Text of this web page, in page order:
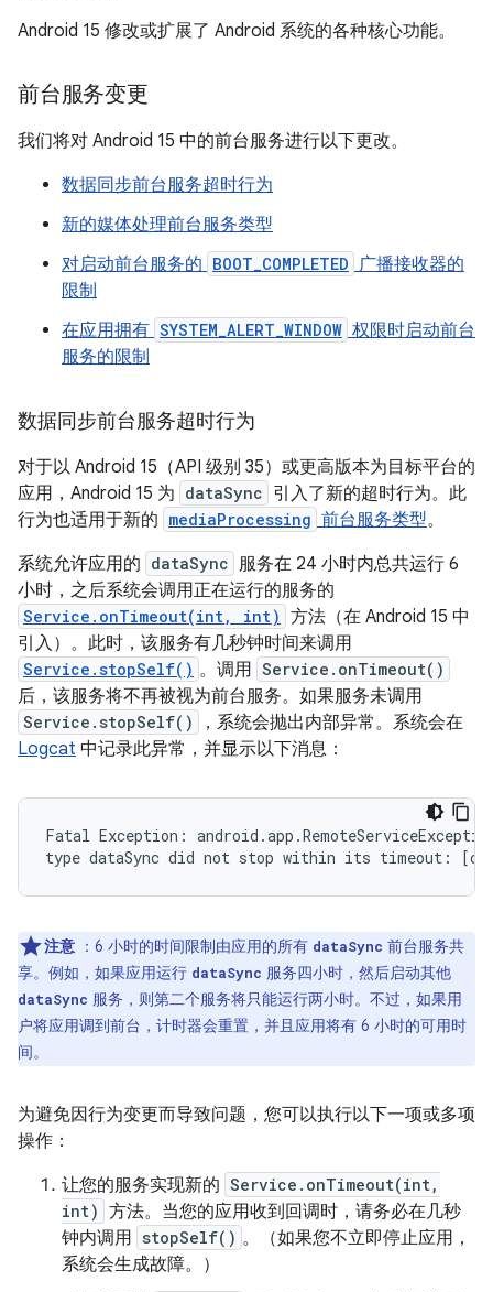
Android 15 修改或扩展了 Android 系统的各种核心功能。
前台服务变更
我们将对 Android 15 中的前台服务进行以下更改。
数据同步前台服务超时行为
新的媒体处理前台服务类型
对启动前台服务的 BOOT_COMPLETED 广播接收器的
限制
在应用拥有 SYSTEM_ALERT_WINDOW 权限时启动前台
服务的限制
数据同步前台服务超时行为
对于以 Android 15（API 级别 35）或更高版本为目标平台的
应用，Android 15 为 dataSync 引入了新的超时行为。此
行为也适用于新的 mediaProcessing 前台服务类型。
系统允许应用的 dataSync 服务在 24 小时内总共运行 6
小时，之后系统会调用正在运行的服务的
Service.onTimeout(int, int) 方法（在 Android 15 中
引入）。此时，该服务有几秒钟时间来调用
Service.stopSelf() 。调用 Service.onTimeout()
后，该服务将不再被视为前台服务。如果服务未调用
Service.stopSelf()
，系统会抛出内部异常。系统会在
Logcat 中记录此异常，并显示以下消息：
Fatal Exception:
注意 ：6 小时的时间限制由应用的所有 dataSync 前台服务共
享。例如，如果应用运行 dataSync 服务四小时，然后启动其他
dataSync 服务，则第二个服务将只能运行两小时。不过，如果用
户将应用调到前台，计时器会重置，并且应用将有 6 小时的可用时
间。
为避免因行为变更而导致问题，您可以执行以下一项或多项
操作：
让您的服务实现新的 Service.onTimeout(int,
int) 方法。当您的应用收到回调时，请务必在几秒
钟内调用 stopSelf() 。（如果您不立即停止应用，
系统会生成故障。）